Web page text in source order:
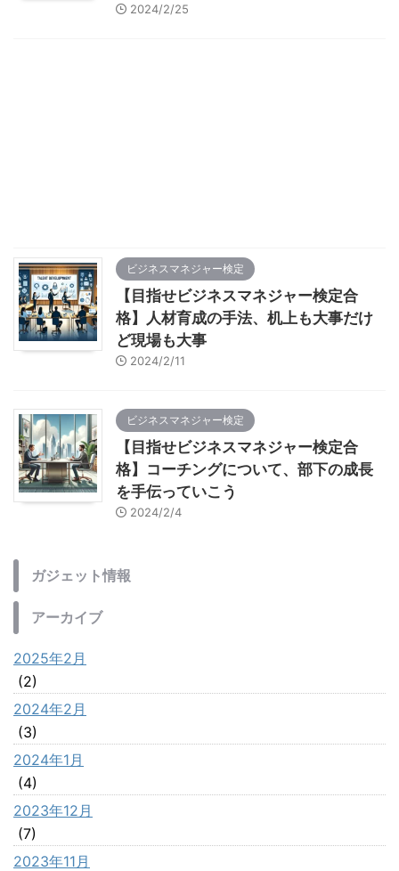
2024/2/25
ビジネスマネジャー検定
【目指せビジネスマネジャー検定合
格】人材育成の手法、机上も大事だけ
ど現場も大事
2024/2/11
ビジネスマネジャー検定
【目指せビジネスマネジャー検定合
格】コーチングについて、部下の成長
を手伝っていこう
2024/2/4
ガジェット情報
アーカイブ
2025年2月
(2)
2024年2月
(3)
2024年1月
(4)
2023年12月
(7)
2023年11月